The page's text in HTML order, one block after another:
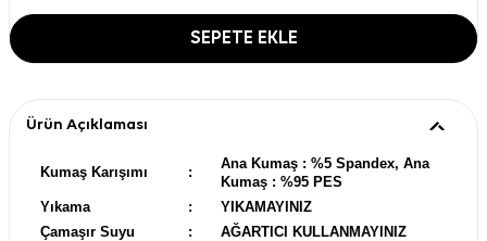
SEPETE EKLE
Ürün Açıklaması
Kumaş Karışımı :
Ana Kumaş : %5 Spandex, Ana
Kumaş : %95 PES
Yıkama
:
YIKAMAYINIZ
Çamaşır Suyu
: AĞARTICI KULLANMAYINIZ